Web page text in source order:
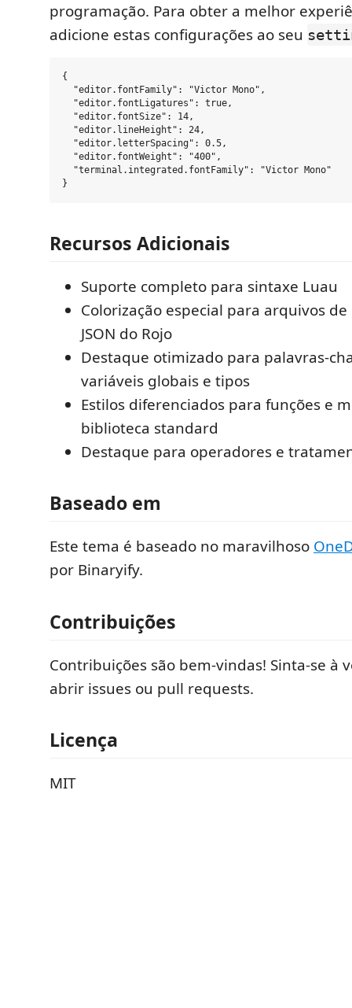
programação. Para obter a melhor
adicione estas configurações ao seu
{
  "editor.fontFamily": "Victor Mono",
  "editor.fontLigatures": true,
  "editor.fontSize": 14,
  "editor.lineHeight": 24,
  "editor.letterSpacing": 0.5,
  "editor.fontWeight": "400",
  "terminal.integrated.fontFamily": "Victor Mono"
Recursos Adicionais
Suporte completo para sintaxe Luau
Colorização especial para arquivos
JSON do Rojo
Destaque otimizado para palavras-
variáveis globais e tipos
Estilos diferenciados para funções e
biblioteca standard
Destaque para operadores e
Baseado em
Este tema é baseado no maravilhoso
por Binaryify.
Contribuições
Contribuições são bem-vindas! Sinta-se à
abrir issues ou pull requests.
Licença
MIT